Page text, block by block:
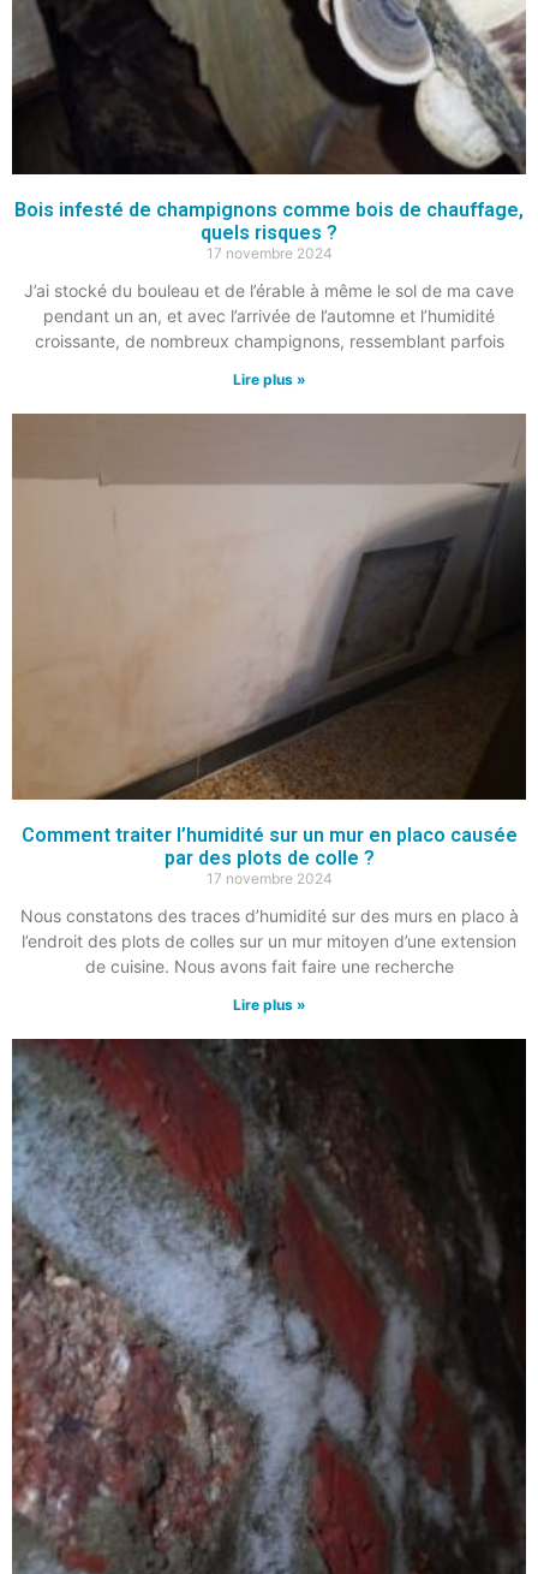
Bois infesté de champignons comme bois de chauffage,
quels risques ?
17 novembre 2024
J’ai stocké du bouleau et de l’érable à même le sol de ma cave
pendant un an, et avec l’arrivée de l’automne et l’humidité
croissante, de nombreux champignons, ressemblant parfois
Lire plus »
Comment traiter l’humidité sur un mur en placo causée
par des plots de colle ?
17 novembre 2024
Nous constatons des traces d’humidité sur des murs en placo à
l’endroit des plots de colles sur un mur mitoyen d’une extension
de cuisine. Nous avons fait faire une recherche
Lire plus »